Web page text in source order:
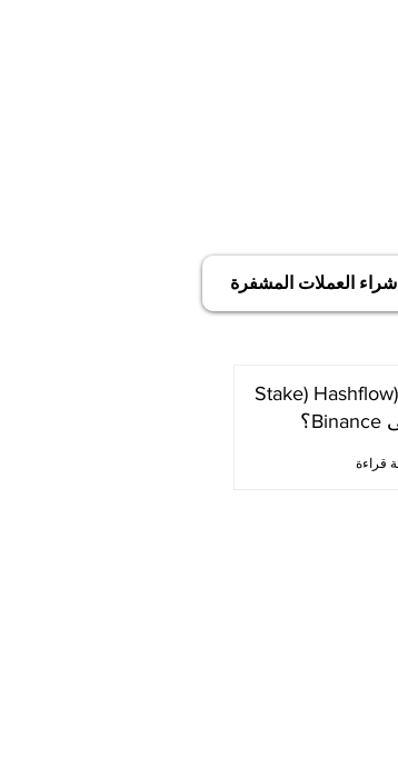
شراء العملات المشفرة
كيف تربح / تربح (Stake) Hashflow